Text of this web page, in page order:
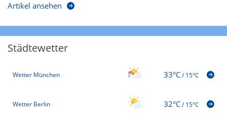
Artikel ansehen
Städtewetter
Wetter München 33°C/15°C
Wetter Berlin 32°C/15°C